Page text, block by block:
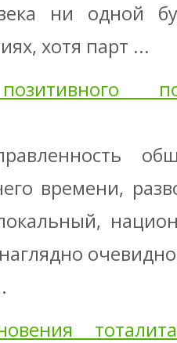
ни одной
хотя парт ...
времени,